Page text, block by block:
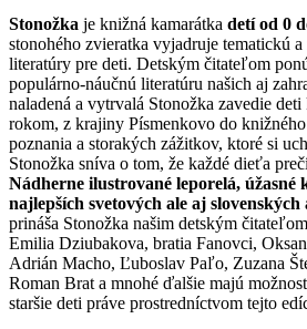
Stonožka je knižná kamarátka detí od 0
stonohého zvieratka vyjadruje tematickú
literatúry pre deti. Detským čitateľom
populárno-náučnú literatúru našich aj
naladená a vytrvalá Stonožka zavedie
rokom, z krajiny Písmenkovo do
poznania a storakých zážitkov, ktoré si
Stonožka sníva o tom, že každé dieťa
Nádherne ilustrované leporelá, úžasné
najlepších svetových ale aj
prináša Stonožka našim detským
Emilia Dziubakova, bratia Fanovci,
Adrián Macho, Ľuboslav Paľo, Zuzana
Roman Brat a mnohé ďalšie majú
staršie deti práve prostredníctvom tejto